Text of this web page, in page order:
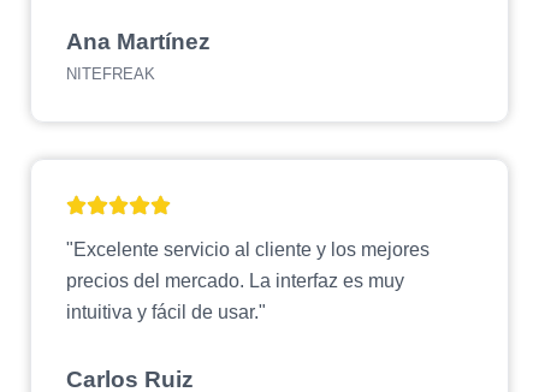
Ana Martínez
NITEFREAK
"Excelente servicio al cliente y los mejores
precios del mercado. La interfaz es muy
intuitiva y fácil de usar."
Carlos Ruiz